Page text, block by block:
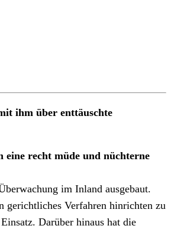
ihm über enttäuschte
recht müde und nüchterne
im Inland ausgebaut.
gerichtliches Verfahren hinrichten zu
Darüber hinaus hat die